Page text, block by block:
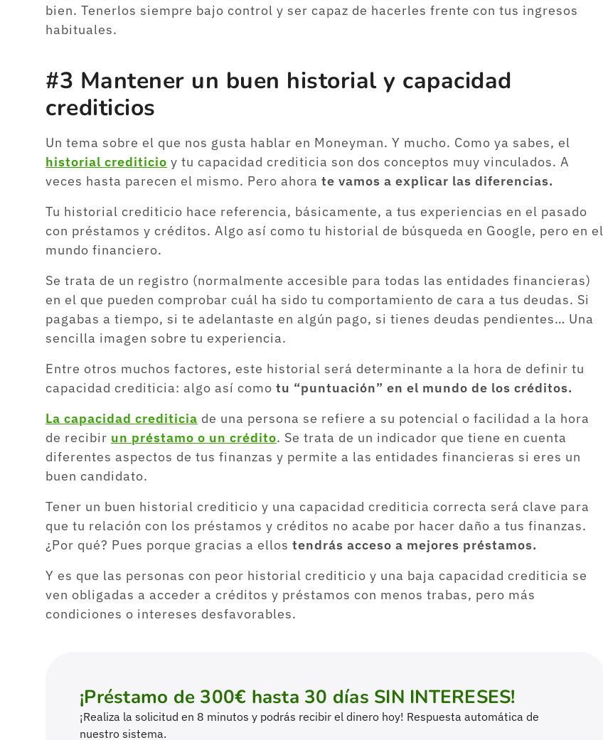
bien. Tenerlos siempre bajo control y ser capaz de hacerles frente con tus ingresos
habituales.
#3 Mantener un buen historial y capacidad
crediticios
Un tema sobre el que nos gusta hablar en Moneyman. Y mucho. Como ya sabes, el
historial crediticio y tu capacidad crediticia son dos conceptos muy vinculados. A
veces hasta parecen el mismo. Pero ahora te vamos a explicar las diferencias.
Tu historial crediticio hace referencia, básicamente, a tus experiencias en el pasado
con préstamos y créditos. Algo así como tu historial de búsqueda en Google, pero en el
mundo financiero.
Se trata de un registro (normalmente accesible para todas las entidades financieras)
en el que pueden comprobar cuál ha sido tu comportamiento de cara a tus deudas. Si
pagabas a tiempo, si te adelantaste en algún pago, si tienes deudas pendientes… Una
sencilla imagen sobre tu experiencia.
Entre otros muchos factores, este historial será determinante a la hora de definir tu
capacidad crediticia: algo así como tu “puntuación” en el mundo de los créditos.
La capacidad crediticia de una persona se refiere a su potencial o facilidad a la hora
de recibir un préstamo o un crédito. Se trata de un indicador que tiene en cuenta
diferentes aspectos de tus finanzas y permite a las entidades financieras si eres un
buen candidato.
Tener un buen historial crediticio y una capacidad crediticia correcta será clave para
que tu relación con los préstamos y créditos no acabe por hacer daño a tus finanzas.
¿Por qué? Pues porque gracias a ellos tendrás acceso a mejores préstamos.
Y es que las personas con peor historial crediticio y una baja capacidad crediticia se
ven obligadas a acceder a créditos y préstamos con menos trabas, pero más
condiciones o intereses desfavorables.
¡Realiza la solicitud en 8 minutos y podrás recibir el dinero hoy! Respuesta automática de
nuestro sistema.
¡Préstamo de 300€ hasta 30 días SIN INTERESES!